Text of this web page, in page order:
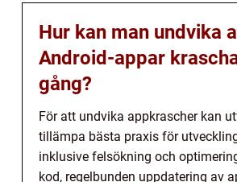
Hur kan man undvika
Android-appar
gång?
För att undvika appkrascher kan
tillämpa bästa praxis för
inklusive felsökning och
kod, regelbunden uppdatering av